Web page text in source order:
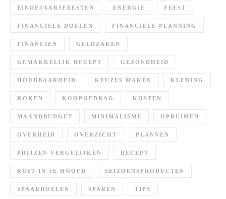
EINDEJAARSFEESTEN ENERGIE FEEST
FINANCIËLE DOELEN FINANCIËLE PLANNING
FINANCIËN GELDZAKEN
GEMAKKELIJK RECEPT GEZONDHEID
HOUDBAARHEID KEUZES MAKEN KLEDING
KOKEN KOOPGEDRAG KOSTEN
MAANDBUDGET MINIMALISME OPRUIMEN
OVERHEID OVERZICHT PLANNEN
PRIJZEN VERGELIJKEN RECEPT
RUST IN JE HOOFD SEIZOENSPRODUCTEN
SPAARDOELEN SPAREN TIPS